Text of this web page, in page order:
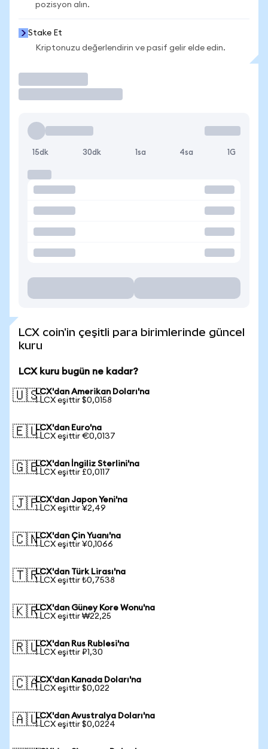
pozisyon alın.
Stake Et
Kriptonuzu değerlendirin ve pasif gelir elde edin.
15dk 30dk 1sa 4sa 1G
LCX coin'in çeşitli para birimlerinde güncel
kuru
LCX kuru bugün ne kadar?
🇺🇸LCX'dan Amerikan Doları'na
1 LCX eşittir $0,0158
🇪🇺LCX'dan Euro'na
1 LCX eşittir €0,0137
🇬🇧LCX'dan İngiliz Sterlini'na
1 LCX eşittir £0,0117
🇯🇵LCX'dan Japon Yeni'na
1 LCX eşittir ¥2,49
🇨🇳LCX'dan Çin Yuanı'na
1 LCX eşittir ¥0,1066
🇹🇷LCX'dan Türk Lirası'na
1 LCX eşittir ₺0,7538
🇰🇷LCX'dan Güney Kore Wonu'na
1 LCX eşittir ₩22,25
🇷🇺LCX'dan Rus Rublesi'na
1 LCX eşittir ₽1,30
🇨🇦LCX'dan Kanada Doları'na
1 LCX eşittir $0,022
🇦🇺LCX'dan Avustralya Doları'na
1 LCX eşittir $0,0224